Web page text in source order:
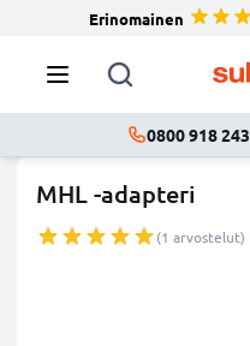
Erinomainen
0800 918 243
MHL -adapteri
(1 arvostelut)